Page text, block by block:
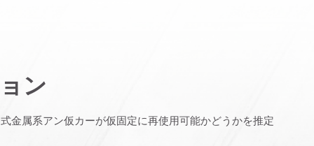
ン
金属系アン仮カーが仮固定に再使用可能かどうかを推定